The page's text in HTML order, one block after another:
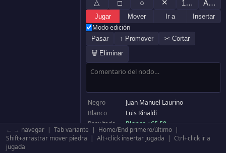
△ □ ○ ✕ 1… A…
Jugar Mover Ir a Insertar
Modo edición
Pasar ↑ Promover
✂ Cortar
🗑 Eliminar
Negro
Juan Manuel Laurino
Blanco
Luis Rinaldi
Resultado
Blanco +65.50
Komi
6.50
Tablero
← → navegar | Tab variante | Home/End primero/último |
Shift+arrastrar mover piedra | Alt+click insertar jugada | Ctrl+click ir a
jugada